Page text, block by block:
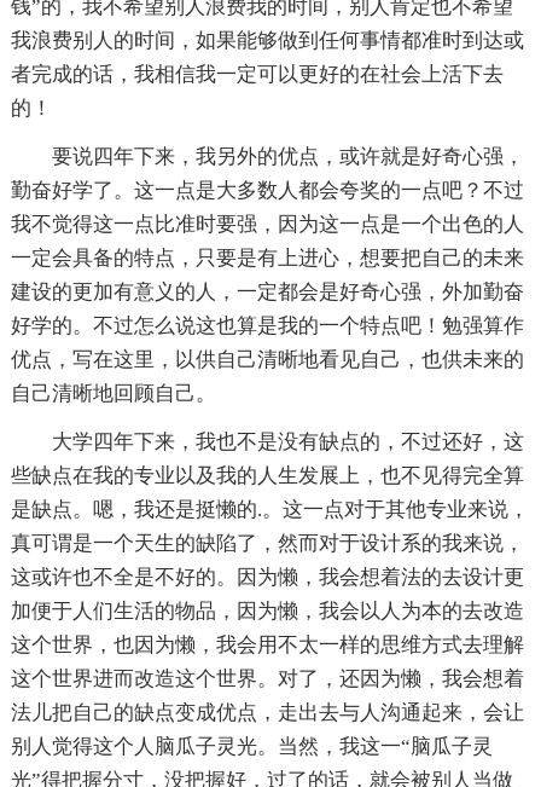
钱”的，我不希望别人浪费我的时间，别人肯定也不希望
我浪费别人的时间，如果能够做到任何事情都准时到达或
者完成的话，我相信我一定可以更好的在社会上活下去
的！
要说四年下来，我另外的优点，或许就是好奇心强，
勤奋好学了。这一点是大多数人都会夸奖的一点吧？不过
我不觉得这一点比准时要强，因为这一点是一个出色的人
一定会具备的特点，只要是有上进心，想要把自己的未来
建设的更加有意义的人，一定都会是好奇心强，外加勤奋
好学的。不过怎么说这也算是我的一个特点吧！勉强算作
优点，写在这里，以供自己清晰地看见自己，也供未来的
自己清晰地回顾自己。
大学四年下来，我也不是没有缺点的，不过还好，这
些缺点在我的专业以及我的人生发展上，也不见得完全算
是缺点。嗯，我还是挺懒的.。这一点对于其他专业来说，
真可谓是一个天生的缺陷了，然而对于设计系的我来说，
这或许也不全是不好的。因为懒，我会想着法的去设计更
加便于人们生活的物品，因为懒，我会以人为本的去改造
这个世界，也因为懒，我会用不太一样的思维方式去理解
这个世界进而改造这个世界。对了，还因为懒，我会想着
法儿把自己的缺点变成优点，走出去与人沟通起来，会让
别人觉得这个人脑瓜子灵光。当然，我这一“脑瓜子灵
光”得把握分寸，没把握好，过了的话，就会被别人当做